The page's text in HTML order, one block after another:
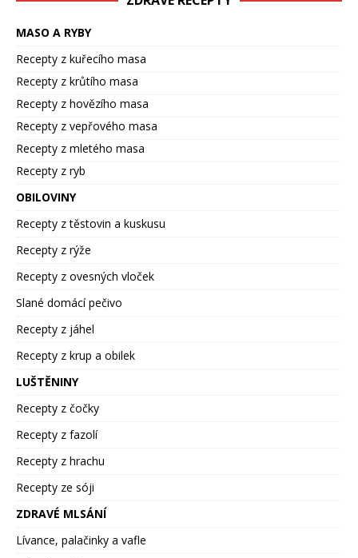
MASO A RYBY
Recepty z kuřecího masa
Recepty z krůtího masa
Recepty z hovězího masa
Recepty z vepřového masa
Recepty z mletého masa
Recepty z ryb
OBILOVINY
Recepty z těstovin a kuskusu
Recepty z rýže
Recepty z ovesných vloček
Slané domácí pečivo
Recepty z jáhel
Recepty z krup a obilek
LUŠTĚNINY
Recepty z čočky
Recepty z fazolí
Recepty z hrachu
Recepty ze sóji
ZDRAVÉ MLSÁNÍ
Lívance, palačinky a vafle